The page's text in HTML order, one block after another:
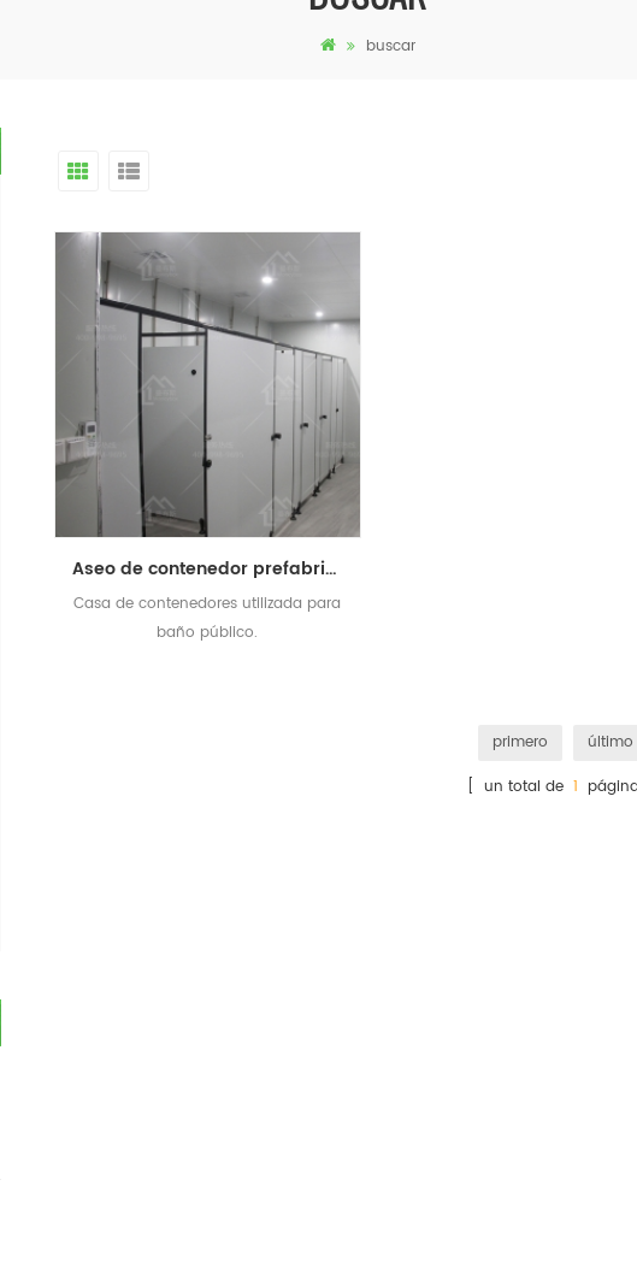
buscar
Aseo de contenedor prefabricado completo con baño.
Casa de contenedores utilizada para
baño público.
primero
último
[ un total de 1